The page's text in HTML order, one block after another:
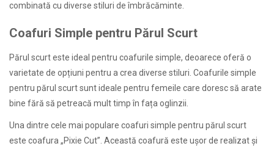
combinată cu diverse stiluri de îmbrăcăminte.
Coafuri Simple pentru Părul Scurt
Părul scurt este ideal pentru coafurile simple, deoarece oferă o
varietate de opțiuni pentru a crea diverse stiluri. Coafurile simple
pentru părul scurt sunt ideale pentru femeile care doresc să arate
bine fără să petreacă mult timp în fața oglinzii.
Una dintre cele mai populare coafuri simple pentru părul scurt
este coafura „Pixie Cut”. Această coafură este ușor de realizat și